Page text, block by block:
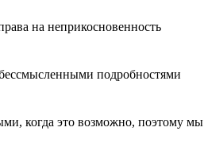
на неприкосновенность
подробностями
когда это возможно, поэтому мы